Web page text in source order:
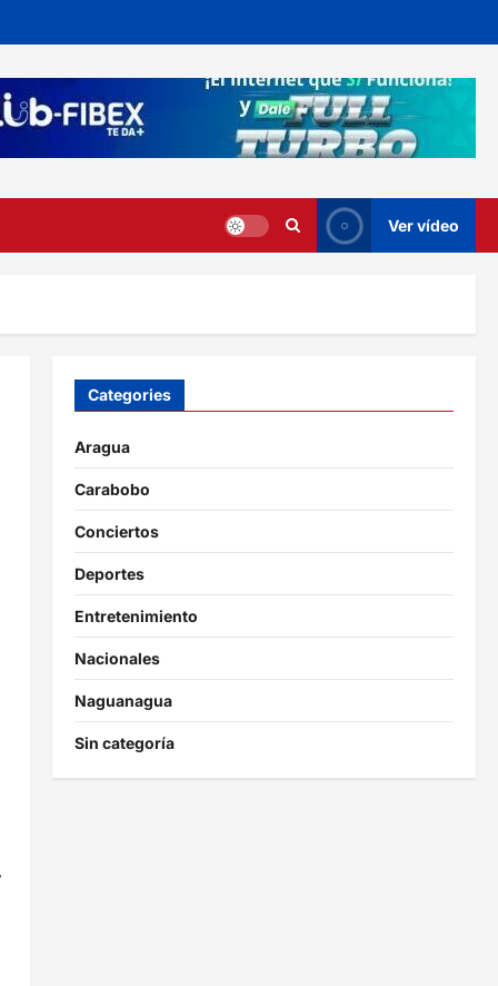
Ver vídeo
Categories
Aragua
Carabobo
Conciertos
Deportes
Entretenimiento
Nacionales
Naguanagua
Sin categoría